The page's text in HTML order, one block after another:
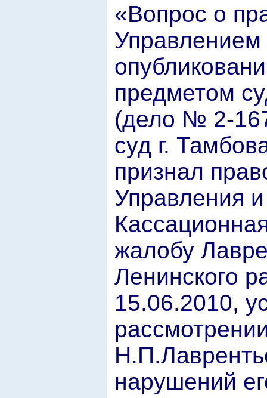
«Вопрос о
предметом
(дело № 2-
суд г.
признал
Управления
жалобу
Ленинского
15.06.2010,
нарушений